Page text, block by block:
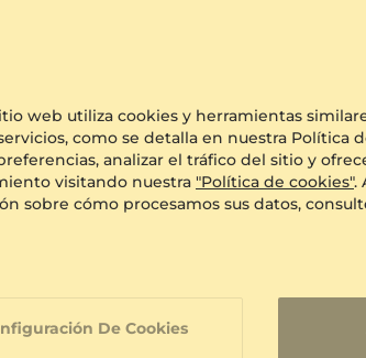
web utiliza cookies y herramientas
como se detalla en nuestra Política
analizar el tráfico del sitio y
visitando nuestra "Política de cookies".
sobre cómo procesamos sus datos,
De Cookies